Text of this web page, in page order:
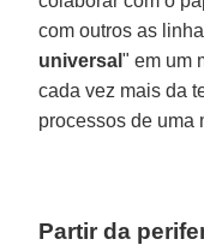
com outros as
universal" em um
cada vez mais da
processos de uma
Partir da